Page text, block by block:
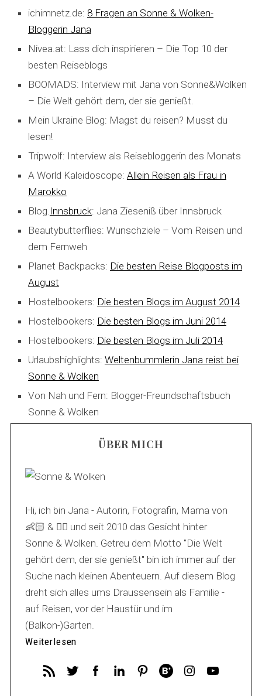
ichimnetz.de: 8 Fragen an Sonne & Wolken-
Bloggerin Jana
Nivea.at: Lass dich inspirieren – Die Top 10 der
besten Reiseblogs
BOOMADS: Interview mit Jana von Sonne&Wolken
– Die Welt gehört dem, der sie genießt.
Mein Ukraine Blog: Magst du reisen? Musst du
lesen!
Tripwolf: Interview als Reisebloggerin des Monats
A World Kaleidoscope: Allein Reisen als Frau in
Marokko
Blog.Innsbruck: Jana Zieseniß über Innsbruck
Beautybutterflies: Wunschziele – Vom Reisen und
dem Fernweh
Planet Backpacks: Die besten Reise Blogposts im
August
Hostelbookers: Die besten Blogs im August 2014
Hostelbookers: Die besten Blogs im Juni 2014
Hostelbookers: Die besten Blogs im Juli 2014
Urlaubshighlights: Weltenbummlerin Jana reist bei
Sonne & Wolken
Von Nah und Fern: Blogger-Freundschaftsbuch
Sonne & Wolken
ÜBER MICH
Hi, ich bin Jana - Autorin, Fotografin, Mama von
👶🏻 & 🐕‍🦺 und seit 2010 das Gesicht hinter
Sonne & Wolken. Getreu dem Motto "Die Welt
gehört dem, der sie genießt" bin ich immer auf der
Suche nach kleinen Abenteuern. Auf diesem Blog
dreht sich alles ums Draussensein als Familie -
auf Reisen, vor der Haustür und im
(Balkon-)Garten.
Weiterlesen
S
e
c
h
o
r